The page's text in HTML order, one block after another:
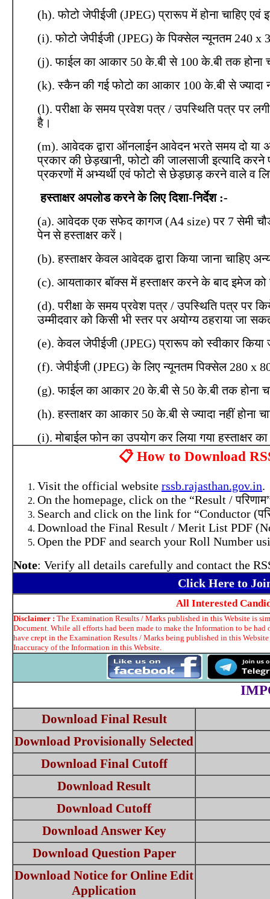
(h). फोटो जेपीईजी (JPEG) प्रारूप में होना चाहिए
(i). फोटो जेपीईजी (JPEG) के पिक्सेल न्यूनतम 240 x
(j). फाईल का आकार 50 के.बी से 100 के.बी तक होना
(k). स्कैन की गई फोटो का आकार 100 के.बी से ज्यादा
(l). परीक्षा के समय प्रवेश पत्र / उपस्थिति पत्र पर
है।
(m). आवेदक द्वारा ऑनलाईन आवेदन भरते समय दो या
प्रकार की छेड़खानी, फोटो की जालसाजी इत्यादि
प्रकरणों में अभ्यर्थी एवं फोटो से छेड़छाड़ करने वाले व
हस्ताक्षर अपलोड करने के लिए दिशा-निर्देश :-
(a). आवेदक एक सफेद कागज (A4 size) पर 7 सेमी
पेन से हस्ताक्षर करें।
(b). हस्ताक्षर केवल आवेदक द्वारा किया जाना चाहिए अन्य
(c). आयताकार बॉक्स में हस्ताक्षर करने के बाद इमेज
(d). परीक्षा के समय प्रवेश पत्र / उपस्थिति पत्र पर
उम्मीदवार को किसी भी स्तर पर अयोग्य ठहराया जा
(e). केवल जेपीईजी (JPEG) प्रारूप को स्वीकार किया
(f). जेपीईजी (JPEG) के लिए न्यूनतम पिक्सेल 280 x
(g). फाईल का आकार 20 के.बी से 50 के.बी तक होना
(h). हस्ताक्षर का आकार 50 के.बी से ज्यादा नहीं होना
(i). मोबाईल फोन का उपयोग कर लिया गया हस्ताक्षर
📋 How to Download
Visit the official website rssb.rajasthan.gov.in.
On the homepage, click on the “Result /
Search and click on the link for “Conductor
Download the Final Result / Merit List PDF
Open the PDF and search your Roll Number
Note: Verify all details carefully and contact the
Click Here to
All Interested
Disclaimer : The Examination Results / Marks published in this Website is
Document. While all efforts had been made to make the Information to be
have crept in the Examination Results / Marks being published in this
Inaccuracy of the Information in this Website.
Download Final Result
Download Provisionally Selected
Download Final Cutoff
Download Result
Download Cutoff
Download Answer Key
Download Question Paper
Download Notice for Online Edit
Application